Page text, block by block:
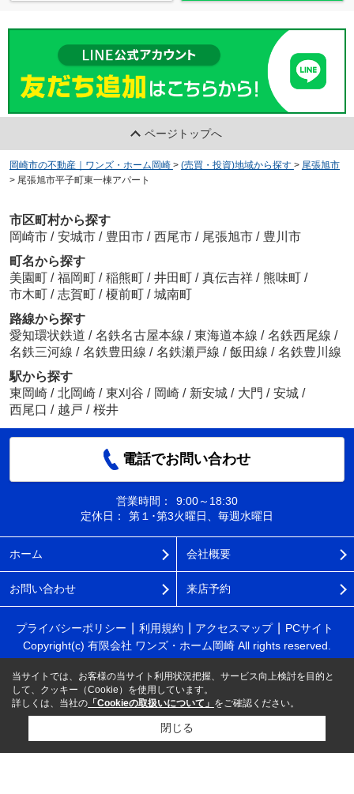
ページトップへ
岡崎市の不動産｜ワンズ・ホーム岡崎 > (売買・投資)地域から探す > 尾張旭市
> 尾張旭市平子町東一棟アパート
市区町村から探す
岡崎市 / 安城市 / 豊田市 / 西尾市 / 尾張旭市 / 豊川市
町名から探す
美園町 / 福岡町 / 稲熊町 / 井田町 / 真伝吉祥 / 熊味町 /
市木町 / 志賀町 / 榎前町 / 城南町
路線から探す
愛知環状鉄道 / 名鉄名古屋本線 / 東海道本線 / 名鉄西尾線 /
名鉄三河線 / 名鉄豊田線 / 名鉄瀬戸線 / 飯田線 / 名鉄豊川線
駅から探す
東岡崎 / 北岡崎 / 東刈谷 / 岡崎 / 新安城 / 大門 / 安城 /
西尾口 / 越戸 / 桜井
電話でお問い合わせ
営業時間：
9:00～18:30
定休日：
第１･第3火曜日、毎週水曜日
ホーム 会社概要
お問い合わせ 来店予約
プライバシーポリシー 利用規約 アクセスマップ
PCサイト
Copyright(c) 有限会社 ワンズ・ホーム岡崎 All rights reserved.
当サイトでは、お客様の当サイト利用状況把握、サービス向上検討を目的と
して、クッキー（Cookie）を使用しています。
詳しくは、当社の 「Cookieの取扱いについて」 をご確認ください。
閉じる